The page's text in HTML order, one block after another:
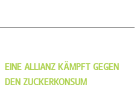
EINE ALLIANZ KÄMPFT GEGEN
DEN ZUCKERKONSUM